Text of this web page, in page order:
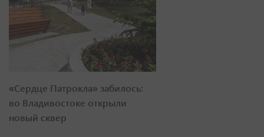
«Сердце Патрокла» забилось:
во Владивостоке открыли
новый сквер